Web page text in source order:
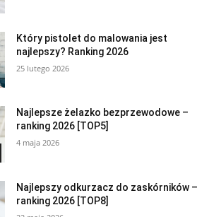
Który pistolet do malowania jest
najlepszy? Ranking 2026
25 lutego 2026
Najlepsze żelazko bezprzewodowe –
ranking 2026 [TOP5]
4 maja 2026
Najlepszy odkurzacz do zaskórników –
ranking 2026 [TOP8]